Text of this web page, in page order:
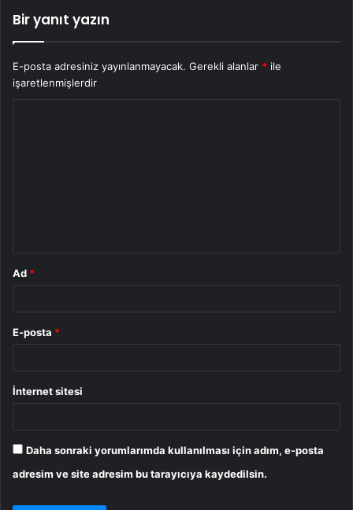
Bir yanıt yazın
E-posta adresiniz yayınlanmayacak. Gerekli alanlar * ile
işaretlenmişlerdir
Ad *
E-posta *
İnternet sitesi
Daha sonraki yorumlarımda kullanılması için adım, e-posta
adresim ve site adresim bu tarayıcıya kaydedilsin.